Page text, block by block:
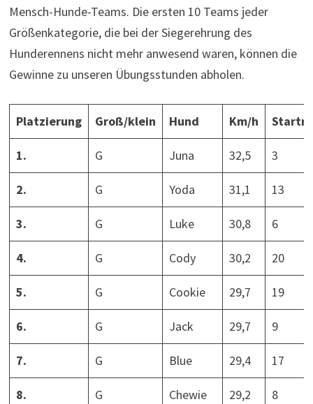
Mensch-Hunde-Teams. Die ersten 10 Teams jeder
Größenkategorie, die bei der Siegerehrung des
Hunderennens nicht mehr anwesend waren, können die
Gewinne zu unseren Übungsstunden abholen.
Platzierung Groß/klein Hund Km/h
1. G Juna 32,5 3
2. G Yoda 31,1 13
3. G Luke 30,8 6
4. G Cody 30,2 20
5. G Cookie 29,7 19
6. G Jack 29,7 9
7. G Blue 29,4 17
8. G Chewie 29,2 8